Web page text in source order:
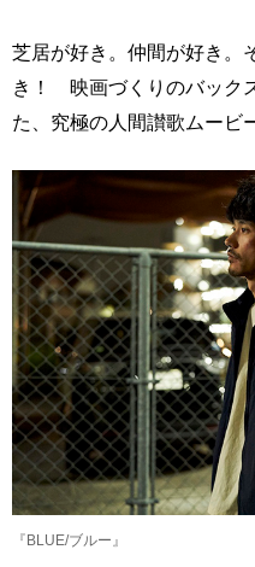
芝居が好き。仲間が好き。
き！ 映画づくりのバック
た、究極の人間讃歌ムービ
『BLUE/ブルー』